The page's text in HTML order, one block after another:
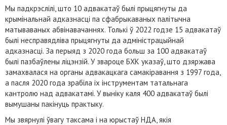
Мы падкрэслілі, што 10 адвакатаў былі прыцягнуты да
крымінальнай адказнасці па сфабрыкаваных палітычна
матываваных абвінавачаннях. Толькі ў 2022 годзе 15 адвакатаў
былі несправядліва прыцягнуты да адміністрацыйнай
адказнасці. За перыяд з 2020 года больш за 100 адвакатаў
былі пазбаўлены ліцэнзій. У звароце БХК указаў, што дзяржава
замахвалася на органы адвакацкага самакіравання з 1997 года,
а пасля 2020 года зрабіла іх інструментам татальнага
кантролю над адвакатамі. У выніку каля 400 адвакатаў былі
вымушаны пакінуць практыку.
Мы звярнулі ўвагу таксама і на юрыстаў НДА, якія